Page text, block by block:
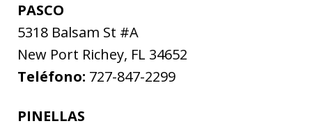
PASCO
5318 Balsam St #A
New Port Richey, FL 34652
Teléfono: 727-847-2299
PINELLAS